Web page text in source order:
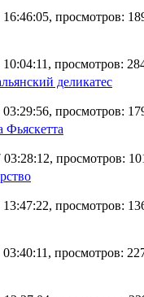
просмотров:
просмотров:
деликатес
просмотров:
Фьяскетта
просмотров:
просмотров:
просмотров: